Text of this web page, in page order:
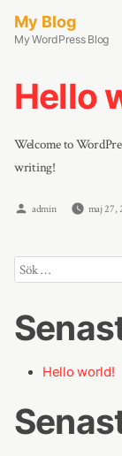
My Blog
My WordPress Blog
Hello
Welcome to
writing!
Publicerat
admin maj 27,
Sök
efter:
Hello world!